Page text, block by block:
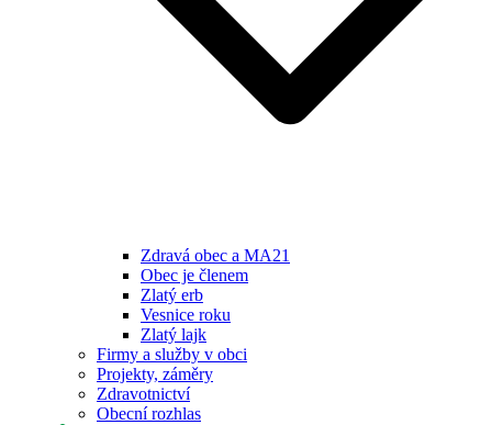
Zdravá obec a MA21
Obec je členem
Zlatý erb
Vesnice roku
Zlatý lajk
Firmy a služby v obci
Projekty, záměry
Zdravotnictví
Obecní rozhlas